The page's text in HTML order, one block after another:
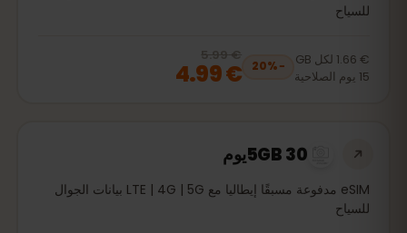
للسياح
€ 1.66 لكل GB
15 يوم الصلاحية
−
20%
20% off, was
€ 4.99 € 5.99
€ 4.99
5GB 30يوم
eSIM مدفوعة مسبقًا إيطاليا مع LTE | 4G | 5G بيانات الجوال
للسياح